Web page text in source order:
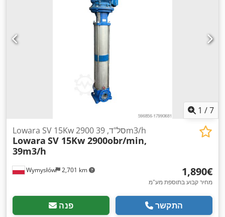
1 /7
Wymysłów 2,701 km
Lowara SV 15Kw 2900 סל"ד, 39m3/h
Lowara SV 15Kw 2900obr/min,
39m3/h
‏1,890 ‏€
מחיר קבוע בתוספת מע"מ
פנה התקשר